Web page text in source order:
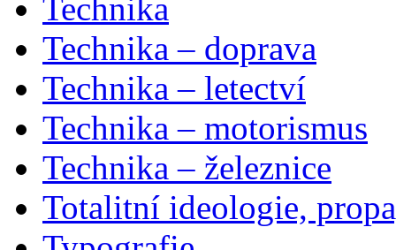
Technika
Technika – doprava
Technika – letectví
Technika – motorismus
Technika – železnice
Totalitní ideologie,